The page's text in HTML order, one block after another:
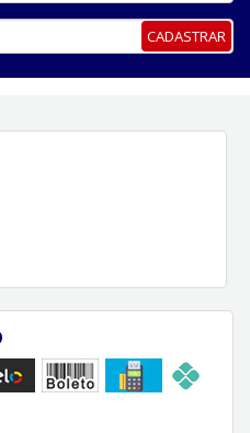
CADASTRAR